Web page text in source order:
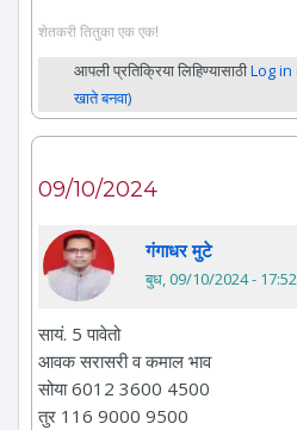
शेतकरी तितुका एक एक!
आपली प्रतिक्रिया लिहिण्यासाठीLog in
खाते बनवा)
09/10/2024
गंगाधर मुटे
बुध, 09/10/2024 - 17:52
सायं. 5 पावेतो
आवक सरासरी व कमाल भाव
सोया 6012 3600 4500
तुर 116 9000 9500